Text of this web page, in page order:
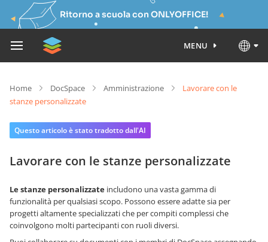
Ritorno a scuola con ONLYOFFICE!
MENU
Home DocSpace Amministrazione
Lavorare con le
stanze personalizzate
Questo articolo è stato tradotto dall'AI
Lavorare con le stanze personalizzate
Le stanze personalizzate includono una vasta gamma di
funzionalità per qualsiasi scopo. Possono essere adatte sia per
progetti altamente specializzati che per compiti complessi che
coinvolgono molti partecipanti con ruoli diversi.